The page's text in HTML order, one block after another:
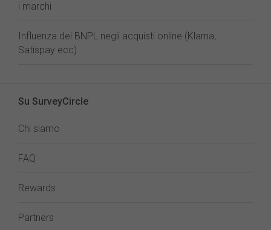
i marchi
Influenza dei BNPL negli acquisti online (Klarna,
Satispay ecc)
Su SurveyCircle
Chi siamo
FAQ
Rewards
Partners